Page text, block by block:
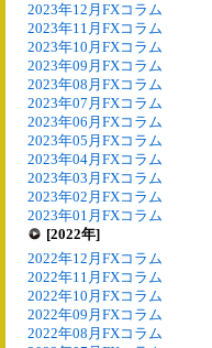
2023年12月FXコラム
2023年11月FXコラム
2023年10月FXコラム
2023年09月FXコラム
2023年08月FXコラム
2023年07月FXコラム
2023年06月FXコラム
2023年05月FXコラム
2023年04月FXコラム
2023年03月FXコラム
2023年02月FXコラム
2023年01月FXコラム
[2022年]
2022年12月FXコラム
2022年11月FXコラム
2022年10月FXコラム
2022年09月FXコラム
2022年08月FXコラム